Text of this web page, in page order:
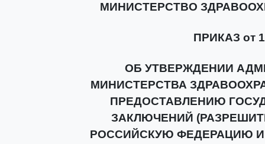
МИНИСТЕРСТВО
ПРИКАЗ от
ОБ УТВЕРЖДЕНИИ
МИНИСТЕРСТВА
ПРЕДОСТАВЛЕНИЮ
ЗАКЛЮЧЕНИЙ
РОССИЙСКУЮ ФЕДЕРАЦИЮ